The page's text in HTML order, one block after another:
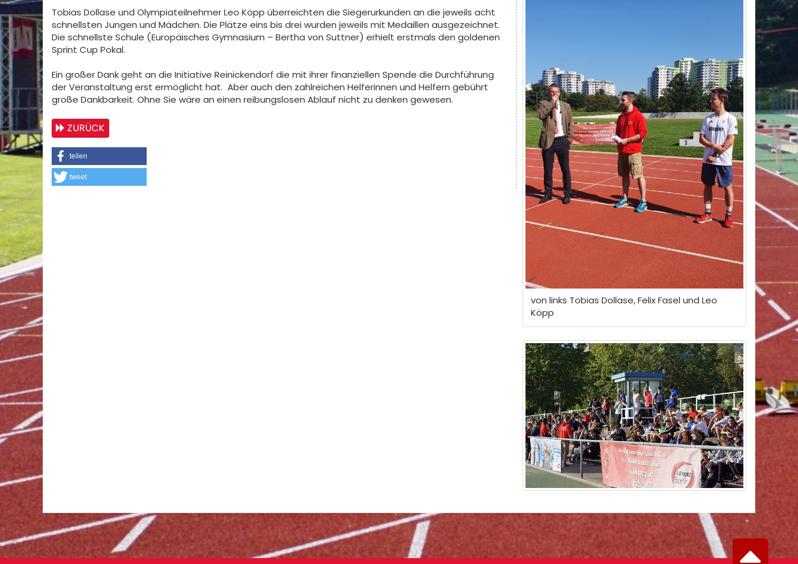
Tobias Dollase und Olympiateilnehmer Leo Köpp überreichten die Siegerurkunden an die jeweils acht
schnellsten Jungen und Mädchen. Die Plätze eins bis drei wurden jeweils mit Medaillen ausgezeichnet.
Die schnellste Schule (Europäisches Gymnasium – Bertha von Suttner) erhielt erstmals den goldenen
Sprint Cup Pokal.
Ein großer Dank geht an die Initiative Reinickendorf die mit ihrer finanziellen Spende die Durchführung
der Veranstaltung erst ermöglicht hat. Aber auch den zahlreichen Helferinnen und Helfern gebührt
große Dankbarkeit. Ohne Sie wäre an einen reibungslosen Ablauf nicht zu denken gewesen.
ZURÜCK
teilen
tweet
von links Tobias Dollase, Felix Fasel und Leo
Köpp